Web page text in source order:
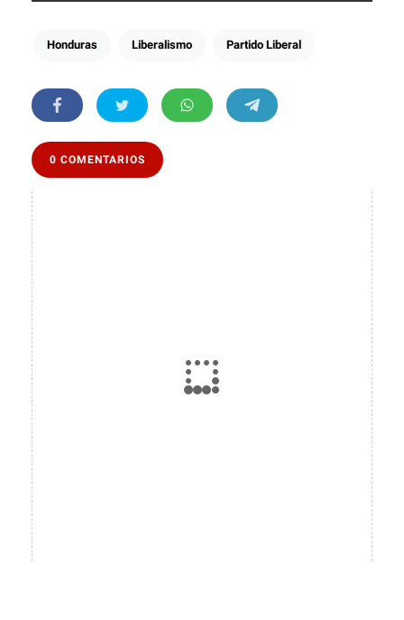
Honduras Liberalismo Partido Liberal
0 COMENTARIOS